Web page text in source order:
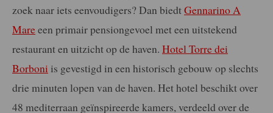
zoek naar iets eenvoudigers? Dan biedtGennarino A
Mareeen primair pensiongevoel met een uitstekend
restaurant en uitzicht op de haven. Hotel Torre dei
Borboni is gevestigd in een historisch gebouw op slechts
drie minuten lopen van de haven. Het hotel beschikt over
48 mediterraan geïnspireerde kamers, verdeeld over de